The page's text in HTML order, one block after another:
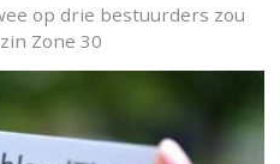
op drie bestuurders zou
Zone 30